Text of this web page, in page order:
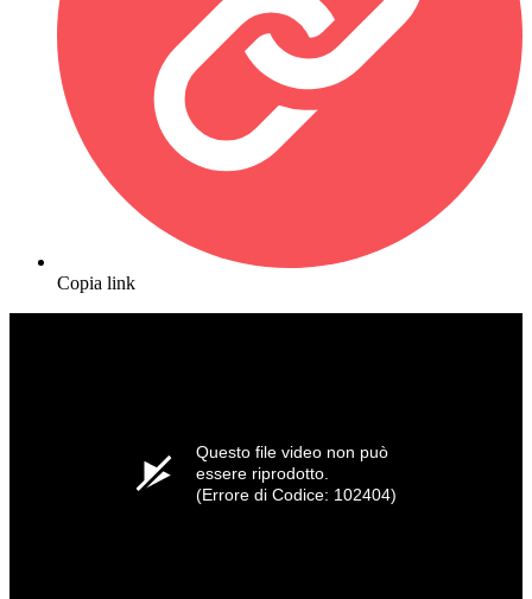
Copia link
Questo file video non può
essere riprodotto.
(Errore di Codice: 102404)